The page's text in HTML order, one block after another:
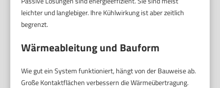
leichter und langlebiger. Ihre Kühlwirkung ist aber zeitlich
begrenzt.
Wärmeableitung und Bauform
Wie gut ein System funktioniert, hängt von der Bauweise ab.
Große Kontaktflächen verbessern die Wärmeübertragung.